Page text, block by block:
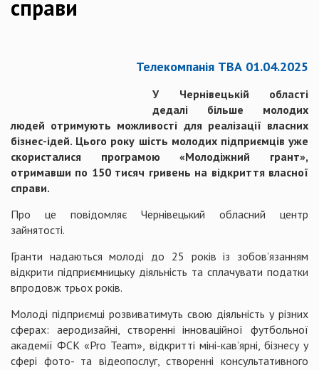
справи
Телекомпанія ТВА 01.04.2025
У Чернівецькій області
дедалі більше молодих
людей отримують можливості для реалізації власних
бізнес-ідей. Цього року шість молодих підприємців уже
скористалися програмою «Молодіжний грант»,
отримавши по 150 тисяч гривень на відкриття власної
справи.
Про це повідомляє Чернівецький обласний центр
зайнятості.
Гранти надаються молоді до 25 років із зобов’язанням
відкрити підприємницьку діяльність та сплачувати податки
впродовж трьох років.
Молоді підприємці розвиватимуть свою діяльність у різних
сферах: аеродизайні, створенні інноваційної футбольної
академії ФСК «Pro Team», відкритті міні-кав’ярні, бізнесу у
сфері фото- та відеопослуг, створенні консультативного